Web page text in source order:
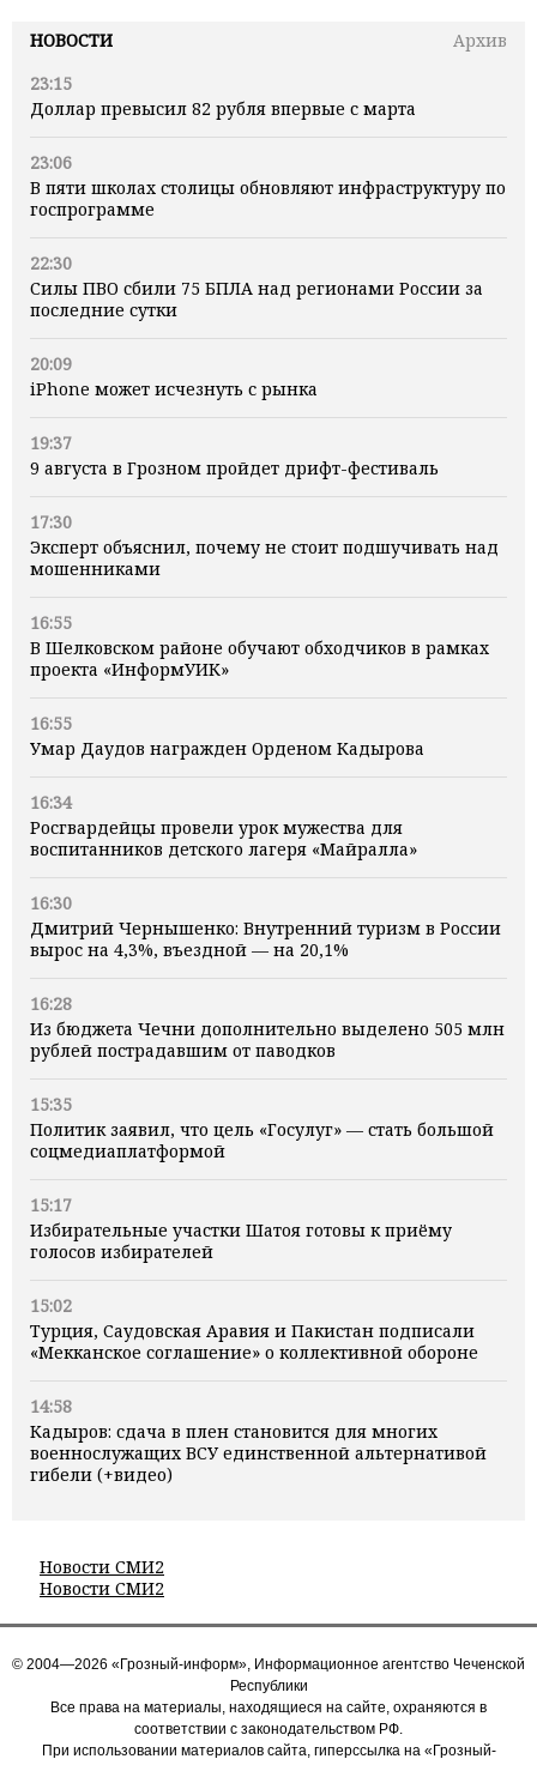
НОВОСТИ
Архив
23:15
Доллар превысил 82 рубля впервые с марта
23:06
В пяти школах столицы обновляют инфраструктуру по
госпрограмме
22:30
Силы ПВО сбили 75 БПЛА над регионами России за
последние сутки
20:09
iPhone может исчезнуть с рынка
19:37
9 августа в Грозном пройдет дрифт-фестиваль
17:30
Эксперт объяснил, почему не стоит подшучивать над
мошенниками
16:55
В Шелковском районе обучают обходчиков в рамках
проекта «ИнформУИК»
16:55
Умар Даудов награжден Орденом Кадырова
16:34
Росгвардейцы провели урок мужества для
воспитанников детского лагеря «Майралла»
16:30
Дмитрий Чернышенко: Внутренний туризм в России
вырос на 4,3%, въездной — на 20,1%
16:28
Из бюджета Чечни дополнительно выделено 505 млн
рублей пострадавшим от паводков
15:35
Политик заявил, что цель «Госулуг» — стать большой
соцмедиаплатформой
15:17
Избирательные участки Шатоя готовы к приёму
голосов избирателей
15:02
Турция, Саудовская Аравия и Пакистан подписали
«Мекканское соглашение» о коллективной обороне
14:58
Кадыров: сдача в плен становится для многих
военнослужащих ВСУ единственной альтернативой
гибели (+видео)
Новости СМИ2
Новости СМИ2
© 2004—2026 «Грозный-информ», Информационное агентство Чеченской
Республики
Все права на материалы, находящиеся на сайте, охраняются в
соответствии с законодательством РФ.
При использовании материалов сайта, гиперссылка на «Грозный-